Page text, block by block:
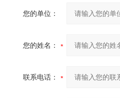
您的单位：
您的姓名：
联系电话：